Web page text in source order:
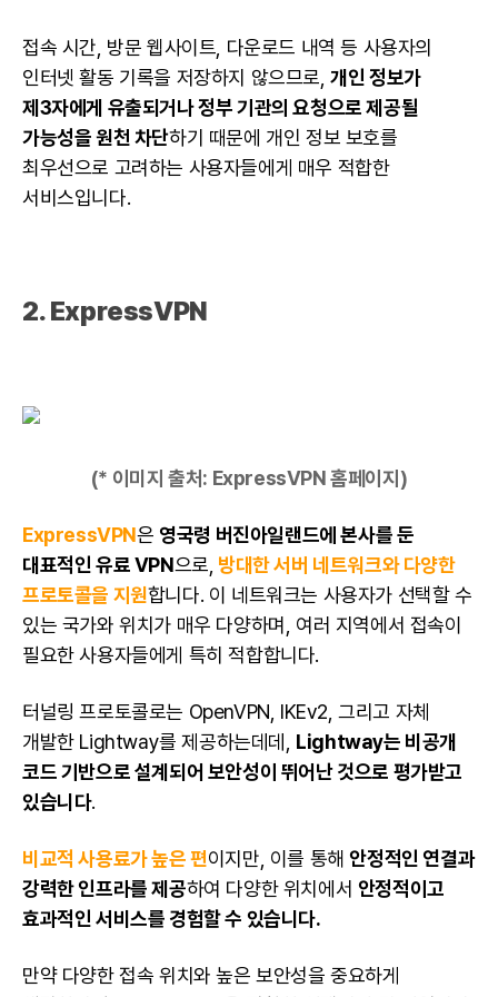
접속 시간, 방문 웹사이트 , 다운로드 내역 등 사용자의
인터넷 활동 기록을 저장하지 않으므로,개인 정보가
제3자에게 유출되거나 정부 기관의 요청으로 제공될
가능성을 원천 차단하기 때문에 개인 정보 보호를
최우선으로 고려하는 사용자들에게 매우 적합한
서비스입니다.
2.ExpressVPN
(* 이미지 출처: ExpressVPN 홈페이지)
ExpressVPN은 영국령 버진아일랜드에 본사를 둔
대표적인 유료 VPN으로, 방대한 서버 네트워크와 다양한
프로토콜을 지원합니다. 이 네트워크는 사용자가 선택할 수
있는 국가와 위치가 매우 다양하며, 여러 지역에서 접속이
필요한 사용자들에게 특히 적합합니다.
터널링 프로토콜로는 OpenVPN, IKEv2, 그리고 자체
개발한 Lightway를 제공하는데데, Lightway는 비공개
코드 기반으로 설계되어 보안성이 뛰어난 것으로 평가받고
있습니다.
비교적 사용료가 높은 편이지만, 이를 통해안정적인 연결과
강력한 인프라를 제공하여 다양한 위치에서 안정적이고
효과적인 서비스를 경험할 수 있습니다.
만약 다양한 접속 위치와 높은 보안성을 중요하게